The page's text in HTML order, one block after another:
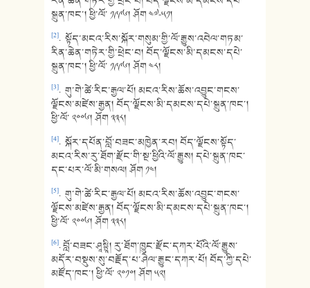
སྐྲུན་ཁང་། ཕྱི་ལོ་ ༡༩༩༦། ཤོག ༤༧-༥༡།
[2]. སྟོད་མངའ་རིས་སྐོར་གསུམ་གྱི་ལོ་རྒྱུས་འབེལ་གཏམ་
རིན་ཆེན་གཏེར་གྱི་ཕྲེང་བ། བོད་ལྗོངས་མི་དམངས་དཔེ་
སྐྲུན་ཁང་། ཕྱི་ལོ་ ༡༩༩༦། ཤོག ༤༨།
[3]. གུ་གེ་ཚེ་རིང་རྒྱལ་པོ། མངའ་རིས་ཆོས་འབྱུང་གངས་
ལྗོངས་མཛེས་རྒྱན། བོད་ལྗོངས་མི་དམངས་དཔེ་སྐྲུན་ཁང་།
ཕྱི་ལོ་ ༢༠༠༦། ཤོག ༣༣༨།
[4]. སྐོར་དཔོན་བློ་བཟང་མཁྱེན་རབ། བོད་ལྗོངས་སྟོད་
མངའ་རིས་རུ་ཐོག་རྫོང་གི་སྔ་ཕྱིའི་ལོ་རྒྱུས། དཔེ་སྐྲུན་ཁང་
དང་པར་ལོ་མི་གསལ། ཤོག ༡༤།
[5]. གུ་གེ་ཚེ་རིང་རྒྱལ་པོ། མངའ་རིས་ཆོས་འབྱུང་གངས་
ལྗོངས་མཛེས་རྒྱན། བོད་ལྗོངས་མི་དམངས་དཔེ་སྐྲུན་ཁང་།
ཕྱི་ལོ་ ༢༠༠༦། ཤོག ༣༣༨།
[6]. བློ་བཟང་ཤཱསྟྲཱི། རུ་ཐོག་ཁྱུང་རྫོང་དཀར་པོའི་ལོ་རྒྱུས་
མདོར་བསྡུས་སུ་བརྗོད་པ་ཤེལ་རྒྱུང་དཀར་པོ། བོད་ཀྱི་དཔེ་
མཛོད་ཁང་། ཕྱི་ལོ་ ༢༠༡༠། ཤོག ༥༢།